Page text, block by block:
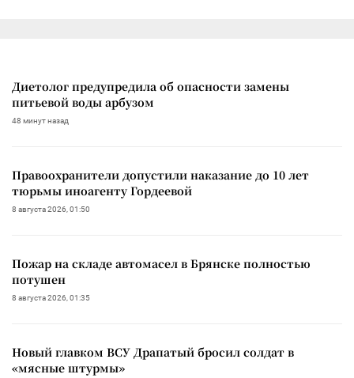
Диетолог предупредила об опасности замены
питьевой воды арбузом
48 минут назад
Правоохранители допустили наказание до 10 лет
тюрьмы иноагенту Гордеевой
8 августа 2026, 01:50
Пожар на складе автомасел в Брянске полностью
потушен
8 августа 2026, 01:35
Новый главком ВСУ Драпатый бросил солдат в
«мясные штурмы»